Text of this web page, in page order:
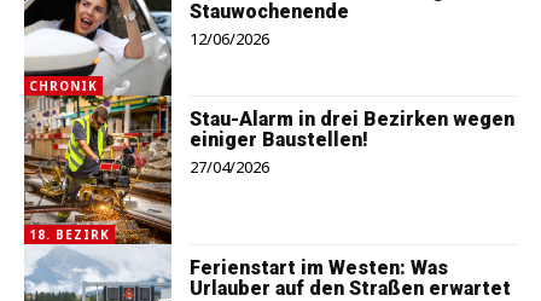
CHRONIK
Stauwochenende
12/06/2026
18. BEZIRK
Stau-Alarm in drei Bezirken wegen
einiger Baustellen!
27/04/2026
Ferienstart im Westen: Was
Urlauber auf den Straßen erwartet